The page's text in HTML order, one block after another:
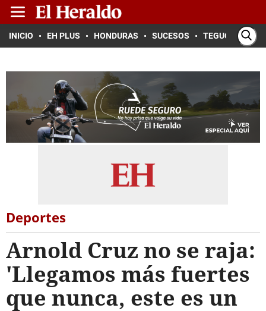
INICIO EH PLUS HONDURAS SUCESOS TEGUCIGALPA
Deportes
Arnold Cruz no se raja:
'Llegamos más fuertes
que nunca, este es un